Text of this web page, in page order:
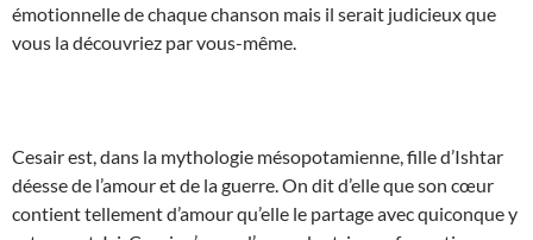
émotionnelle de chaque chanson mais il serait judicieux que
vous la découvriez par vous-même.
Cesair est, dans la mythologie mésopotamienne, fille d’Ishtar
déesse de l’amour et de la guerre. On dit d’elle que son cœur
contient tellement d’amour qu’elle le partage avec quiconque y